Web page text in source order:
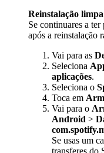
Reinstalação limpa
Se continuares a
após a reinstalação
Vai para as
Seleciona
aplicações.
Seleciona o
Toca em
Vai para o
Android >
Se usas um